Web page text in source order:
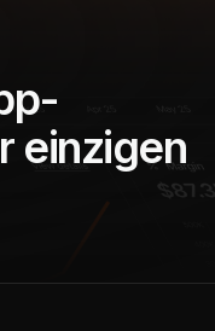
einzigen